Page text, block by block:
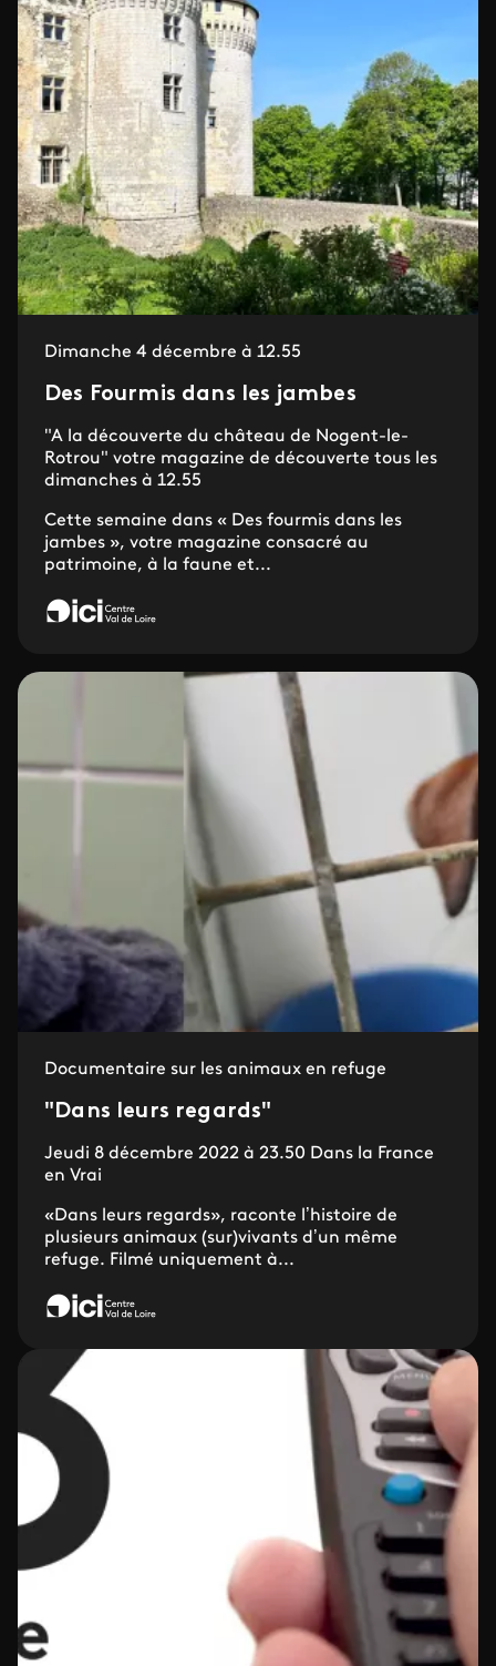
Dimanche 4 décembre à 12.55
Des Fourmis dans les jambes
"A la découverte du château de Nogent-le-
Rotrou" votre magazine de découverte tous les
dimanches à 12.55
Cette semaine dans « Des fourmis dans les
jambes », votre magazine consacré au
patrimoine, à la faune et...
Documentaire sur les animaux en refuge
"Dans leurs regards"
Jeudi 8 décembre 2022 à 23.50 Dans la France
en Vrai
«Dans leurs regards», raconte l’histoire de
plusieurs animaux (sur)vivants d’un même
refuge. Filmé uniquement à...